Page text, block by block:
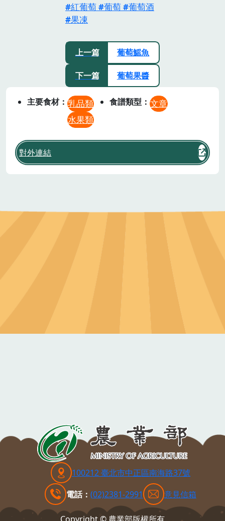
紅葡萄 葡萄
葡萄酒
果凍
上一篇 葡萄鰩魚
下一篇 葡萄果醬
主要食材
乳品類
水果類
食譜類型 文章
對外連結
100212 臺北市中正區南海路37號
電話： (02)2381-2991 意見信箱